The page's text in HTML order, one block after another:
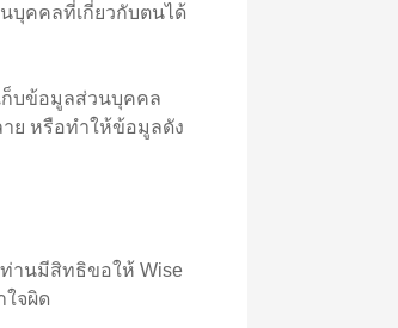
คคลที่เกี่ยวกับตนได้
บข้อมูลส่วนบุคคล
ย หรือทำให้ข้อมูลดัง
นมีสิทธิขอให้ Wise
จผิด